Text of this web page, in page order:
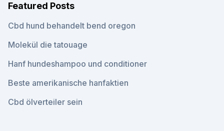
Featured Posts
Cbd hund behandelt bend oregon
Molekül die tatouage
Hanf hundeshampoo und conditioner
Beste amerikanische hanfaktien
Cbd ölverteiler sein